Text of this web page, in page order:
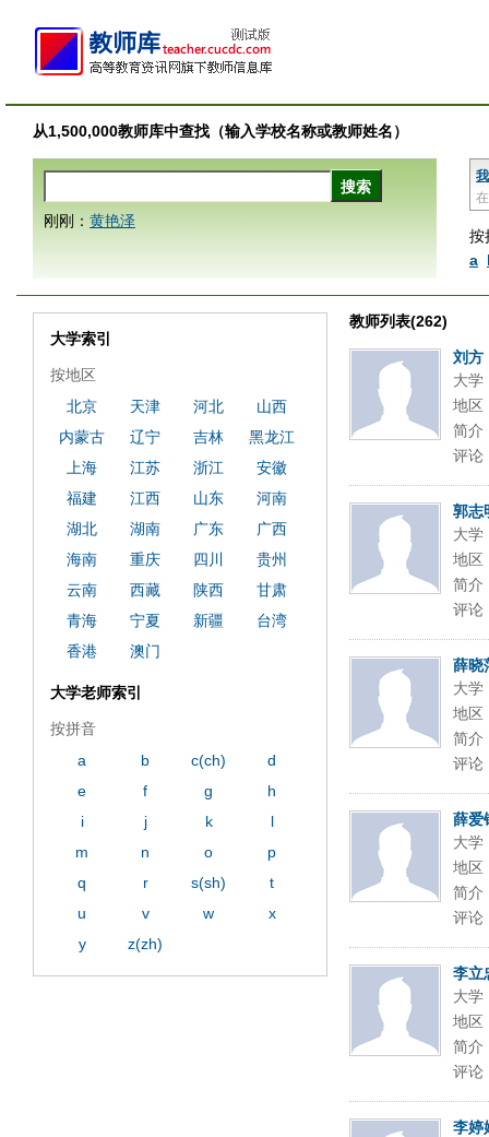
从1,500,000教师库中查找（输入学校名称或教师姓名）
按
a
刚刚： 黄艳泽
教师列表(262)
刘方
大学
地区
简介
评论
郭志
大学
地区
简介
评论
薛晓
大学
地区
简介
评论
薛爱
大学
地区
简介
评论
李立
大学
地区
简介
评论
李婷
大学索引
按地区
北京
天津 河北
山西
内蒙古
辽宁 吉林
黑龙江
上海
江苏 浙江
安徽
福建
江西 山东
河南
湖北
湖南 广东
广西
海南
重庆 四川
贵州
云南
西藏 陕西
甘肃
青海
宁夏 新疆
台湾
香港
澳门
大学老师索引
按拼音
a
b c(ch)
d
e
f g
h
i
j k
l
m
n o
p
q
r s(sh)
t
u
v w
x
y
z(zh)